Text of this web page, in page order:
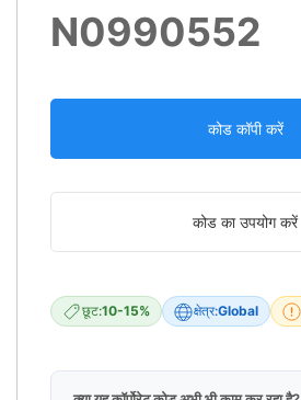
N0990552
कोड कॉपी करें
कोड का उपयोग करें
छूट:10-15% क्षेत्र:Global